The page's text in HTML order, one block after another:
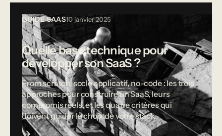
GUIDE SAAS10 janvier 2025
Quelle base technique pour
développer son SaaS ?
From scratch, socle applicatif, no-code : les trois
approches pour construire un SaaS, leurs
compromis réels, et les quatre critères qui
doivent guider le choix de votre stack.